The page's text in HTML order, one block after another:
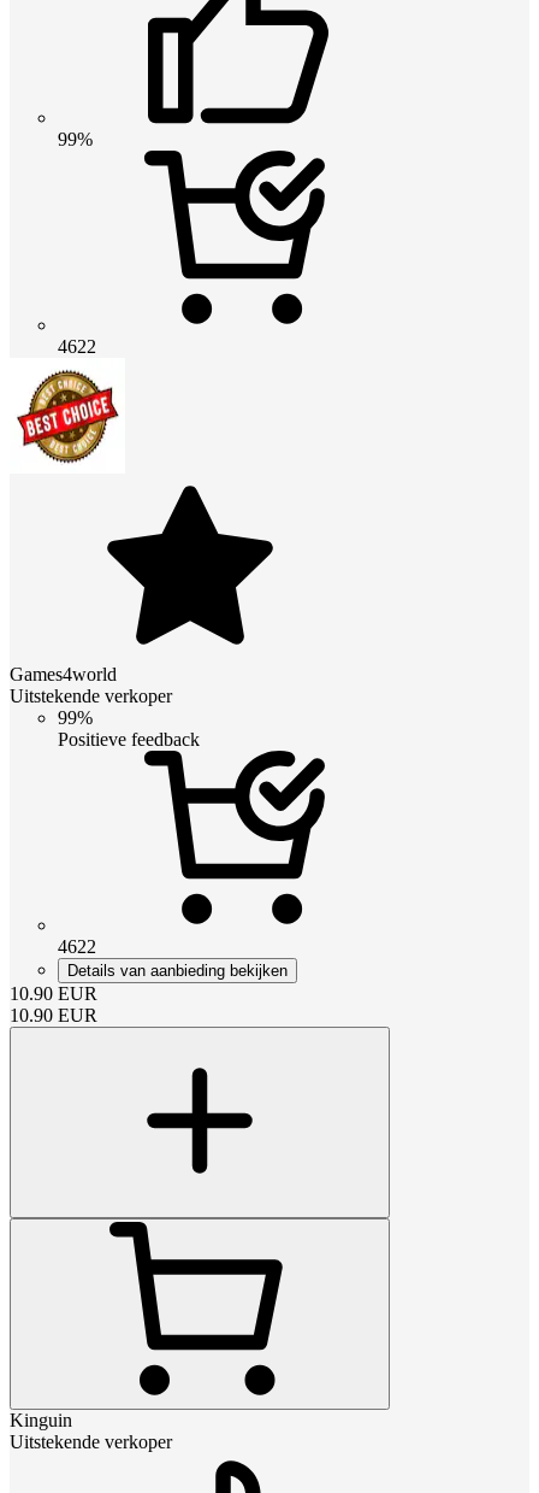
99%
4622
Games4world
Uitstekende verkoper
99%
Positieve feedback
4622
Details van aanbieding bekijken
10.90 EUR
10.90 EUR
Kinguin
Uitstekende verkoper